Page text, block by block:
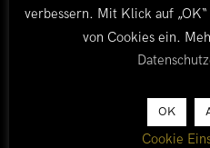
verbessern. Mit Klick auf
von Cookies ein.
OK
Cookie